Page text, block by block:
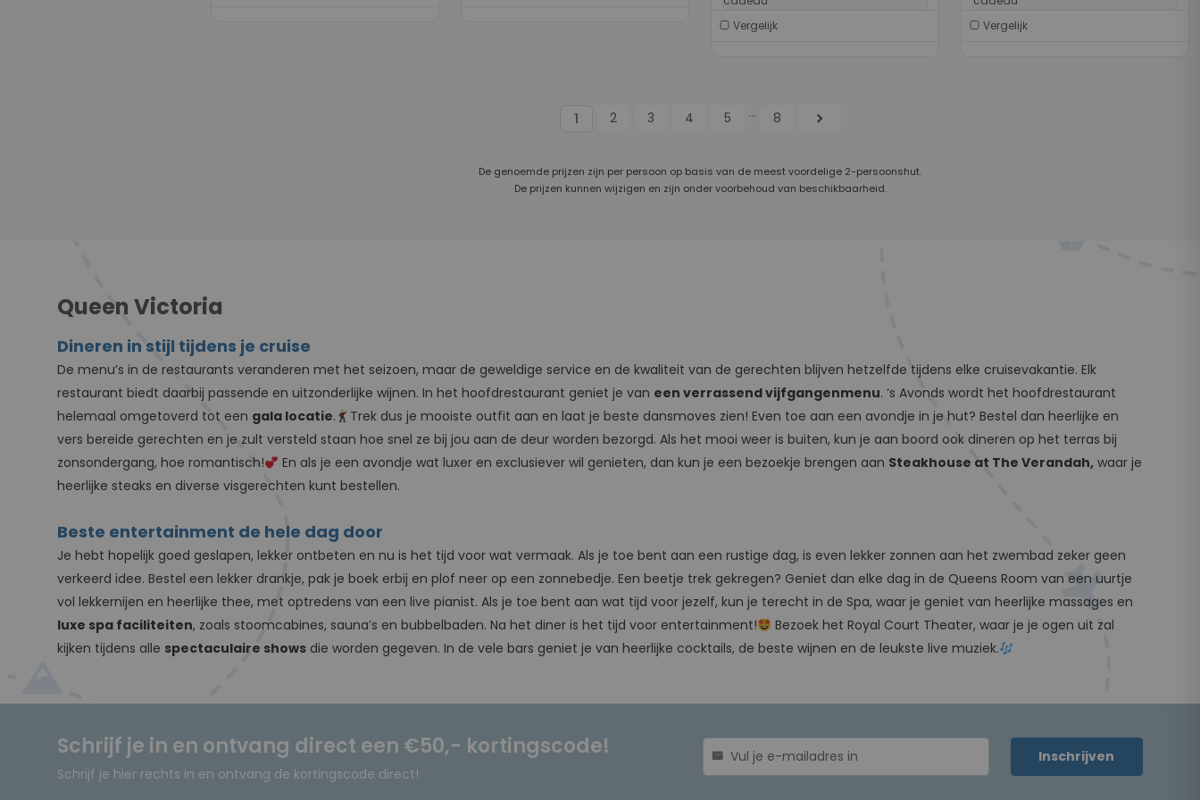
Vergelijk
Vergelijk
1 2 3 4 5 ... 8 chevron_right
De genoemde prijzen zijn per persoon op basis van de meest voordelige 2-persoonshut.
De prijzen kunnen wijzigen en zijn onder voorbehoud van beschikbaarheid.
Queen Victoria
Dineren in stijl tijdens je cruise
De menu’s in de restaurants veranderen met het seizoen, maar de geweldige service en de kwaliteit van de gerechten blijven hetzelfde tijdens elke cruisevakantie. Elk
restaurant biedt daarbij passende en uitzonderlijke wijnen. In het hoofdrestaurant geniet je van een verrassend vijfgangenmenu. ‘s Avonds wordt het hoofdrestaurant
helemaal omgetoverd tot een gala locatie.
Trek dus je mooiste outfit aan en laat je beste dansmoves zien! Even toe aan een avondje in je hut? Bestel dan heerlijke en
vers bereide gerechten en je zult versteld staan hoe snel ze bij jou aan de deur worden bezorgd. Als het mooi weer is buiten, kun je aan boord ook dineren op het terras bij
zonsondergang, hoe romantisch!
En als je een avondje wat luxer en exclusiever wil genieten, dan kun je een bezoekje brengen aan Steakhouse at The Verandah, waar je
heerlijke steaks en diverse visgerechten kunt bestellen.
Beste entertainment de hele dag door
Je hebt hopelijk goed geslapen, lekker ontbeten en nu is het tijd voor wat vermaak. Als je toe bent aan een rustige dag, is even lekker zonnen aan het zwembad zeker geen
verkeerd idee. Bestel een lekker drankje, pak je boek erbij en plof neer op een zonnebedje. Een beetje trek gekregen? Geniet dan elke dag in de Queens Room van een uurtje
vol lekkernijen en heerlijke thee, met optredens van een live pianist. Als je toe bent aan wat tijd voor jezelf, kun je terecht in de Spa, waar je geniet van heerlijke massages en
luxe spa faciliteiten, zoals stoomcabines, sauna’s en bubbelbaden. Na het diner is het tijd voor entertainment!
Bezoek het Royal Court Theater, waar je je ogen uit zal
kijken tijdens alle spectaculaire shows die worden gegeven. In de vele bars geniet je van heerlijke cocktails, de beste wijnen en de leukste live muziek.
Schrijf je in en ontvang direct een €50,- kortingscode!
Schrijf je hier rechts in en ontvang de kortingscode direct!
mail Inschrijven